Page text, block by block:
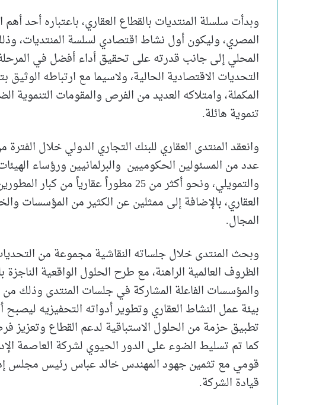
وبدأت سلسلة المنتديات بالقطاع العقاري، باعتباره أحد
المصري، وليكون أول نشاط اقتصادي لسلسة المنتديات،
المحلي إلى جانب قدرته على تحقيق أداء أفضل في
التحديات الاقتصادية الحالية، ولاسيما مع ارتباطه
المكملة، وامتلاكه العديد من الفرص والمقومات
تنموية هائلة.
عدد من المسئولين الحكوميين والبرلمانيين ورؤساء
والتمويلي، ونحو أكثر من 25 مطوراً عقارياً
العقاري، بالإضافة إلى ممثلين عن الكثير من المؤسسات
المجال.
وبحث المنتدى خلال جلساته النقاشية مجموعة من
الظروف العالمية الراهنة، مع طرح الحلول الواقعية
والمؤسسات الفاعلة المشاركة في جلسات المنتدى وذلك
بيئة عمل النشاط العقاري وتطوير أدواته التحفيزيه ليصبح
تطبيق حزمة من الحلول الاستباقية لدعم القطاع وتعزيز
كما تم تسليط الضوء على الدور الحيوي لشركة العاصمة
قومي مع تثمين جهود المهندس خالد عباس رئيس مجلس
قيادة الشركة.